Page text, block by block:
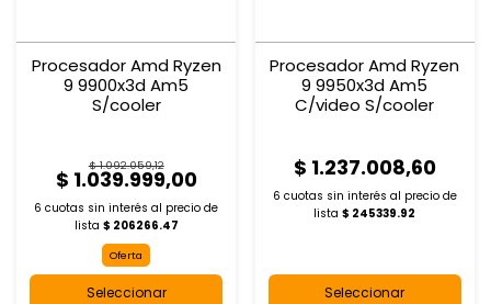
Procesador Amd Ryzen
9 9900x3d Am5
S/cooler
$ 1.092.059,12
$ 1.039.999,00
6 cuotas sin interés al precio de
lista $ 206266.47
Oferta
Seleccionar
Procesador Amd Ryzen
9 9950x3d Am5
C/video S/cooler
$ 1.237.008,60
6 cuotas sin interés al precio de
lista$ 245339.92
Seleccionar